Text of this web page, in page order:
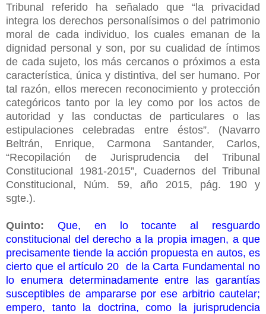
Tribunal referido ha señalado que “la privacidad
integra los derechos personalísimos o del patrimonio
moral de cada individuo, los cuales emanan de la
dignidad personal y son, por su cualidad de íntimos
de cada sujeto, los más cercanos o próximos a esta
característica, única y distintiva, del ser humano. Por
tal razón, ellos merecen reconocimiento y protección
categóricos tanto por la ley como por los actos de
autoridad y las conductas de particulares o las
estipulaciones celebradas entre éstos”. (Navarro
Beltrán, Enrique, Carmona Santander, Carlos,
“Recopilación de Jurisprudencia del Tribunal
Constitucional 1981-2015”, Cuadernos del Tribunal
Constitucional, Núm. 59, año 2015, pág. 190 y
sgte.).
Quinto:
Que, en lo tocante al resguardo
constitucional del derecho a la propia imagen, a que
precisamente tiende la acción propuesta en autos, es
cierto que el artículo 20 de la Carta Fundamental no
lo enumera determinadamente entre las garantías
susceptibles de ampararse por ese arbitrio cautelar;
empero, tanto la doctrina, como la jurisprudencia